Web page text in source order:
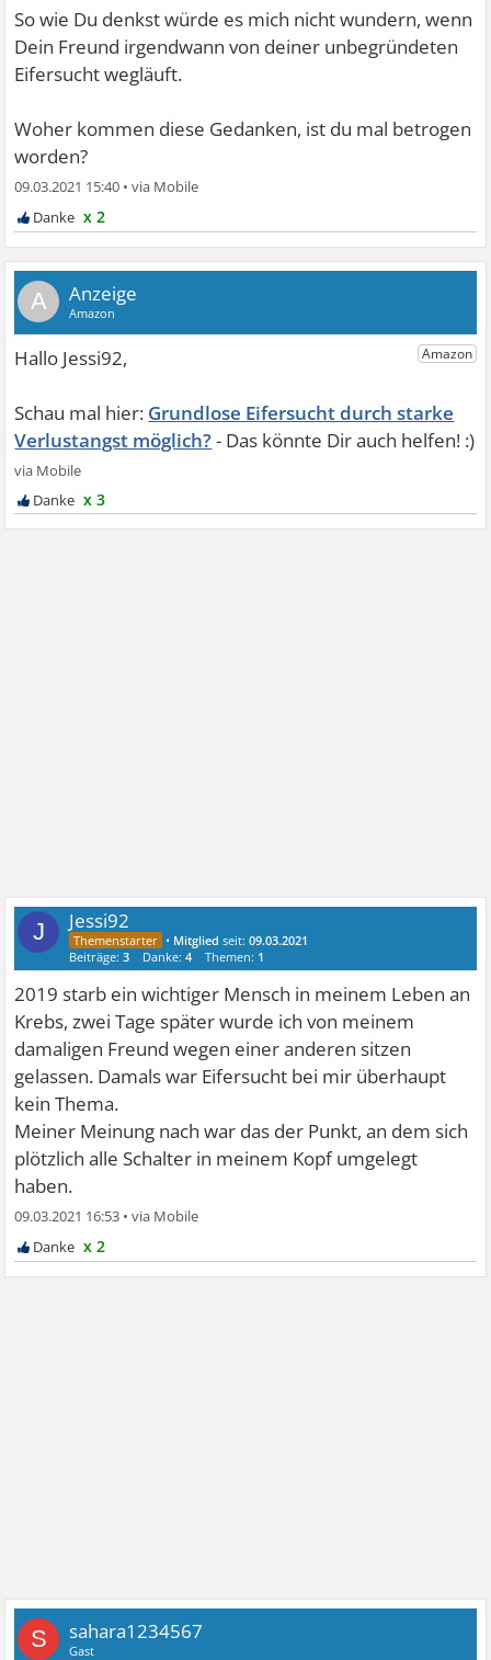
So wie Du denkst würde es mich nicht wundern, wenn
Dein Freund irgendwann von deiner unbegründeten
Eifersucht wegläuft.
Woher kommen diese Gedanken, ist du mal betrogen
worden?
09.03.2021 15:40 •
x 2
A
Grundlose Eifersucht durch starke
Verlustangst möglich?
x 3
J Jessi92
• Mitglied seit:09.03.2021
Beiträge:3 Danke:4 Themen: 1
2019 starb ein wichtiger Mensch in meinem Leben an
Krebs, zwei Tage später wurde ich von meinem
damaligen Freund wegen einer anderen sitzen
gelassen. Damals war Eifersucht bei mir überhaupt
kein Thema.
Meiner Meinung nach war das der Punkt, an dem sich
plötzlich alle Schalter in meinem Kopf umgelegt
haben.
09.03.2021 16:53 •
x 2
S sahara1234567
Gast